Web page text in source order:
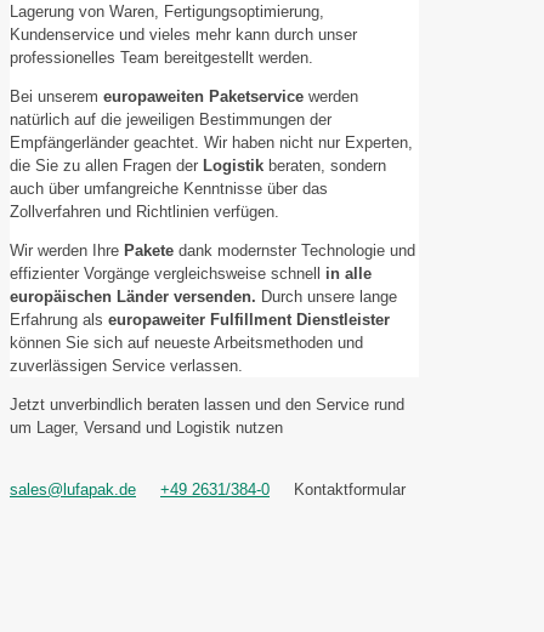
Lagerung von Waren, Fertigungsoptimierung,
Kundenservice und vieles mehr kann durch unser
professionelles Team bereitgestellt werden.
Bei unserem europaweiten Paketservice werden
natürlich auf die jeweiligen Bestimmungen der
Empfängerländer geachtet. Wir haben nicht nur Experten,
die Sie zu allen Fragen der Logistik beraten, sondern
auch über umfangreiche Kenntnisse über das
Zollverfahren und Richtlinien verfügen.
Wir werden Ihre Pakete dank modernster Technologie und
effizienter Vorgänge vergleichsweise schnell in alle
europäischen Länder versenden. Durch unsere lange
Erfahrung als europaweiter Fulfillment Dienstleister
können Sie sich auf neueste Arbeitsmethoden und
zuverlässigen Service verlassen.
Jetzt unverbindlich beraten lassen und den Service rund
um Lager, Versand und Logistik nutzen
sales@lufapak.de +49 2631/384-0 Kontaktformular